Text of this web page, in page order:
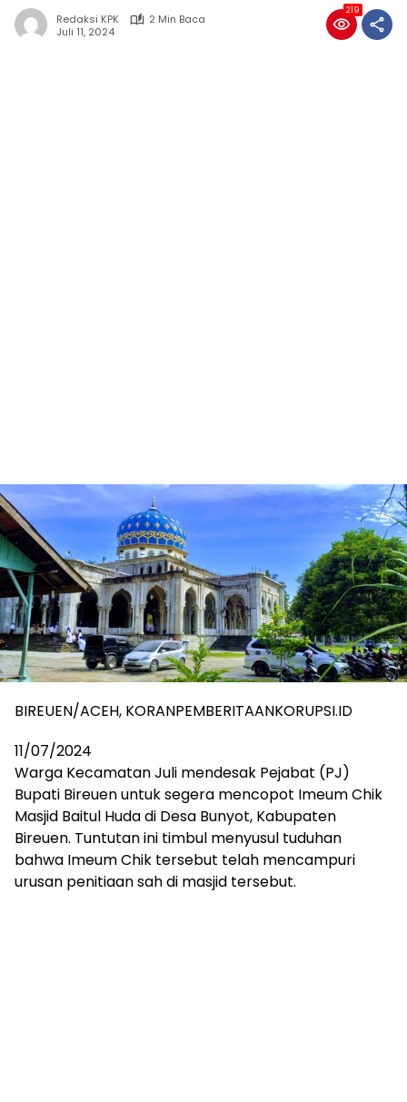
Redaksi KPK
2 Min Baca
Juli 11, 2024
219
BIREUEN/ACEH, KORANPEMBERITAANKORUPSI.ID
11/07/2024
Warga Kecamatan Juli mendesak Pejabat (PJ)
Bupati Bireuen untuk segera mencopot Imeum Chik
Masjid Baitul Huda di Desa Bunyot, Kabupaten
Bireuen. Tuntutan ini timbul menyusul tuduhan
bahwa Imeum Chik tersebut telah mencampuri
urusan penitiaan sah di masjid tersebut.